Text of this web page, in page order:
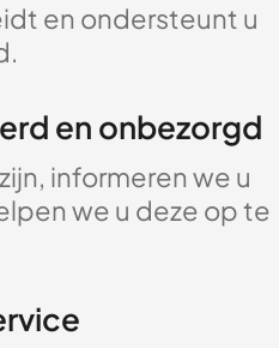
en ondersteunt u
en onbezorgd
informeren we u
we u deze op te